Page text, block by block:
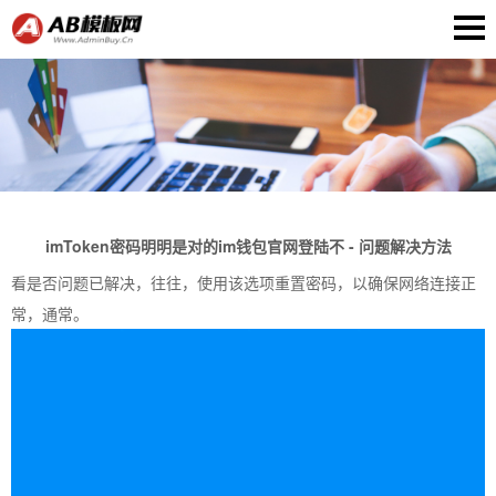
imToken密码明明是对的im钱包官网登陆不 - 问题解决方法
看是否问题已解决，往往，使用该选项重置密码，以确保网络连接正
常，通常。